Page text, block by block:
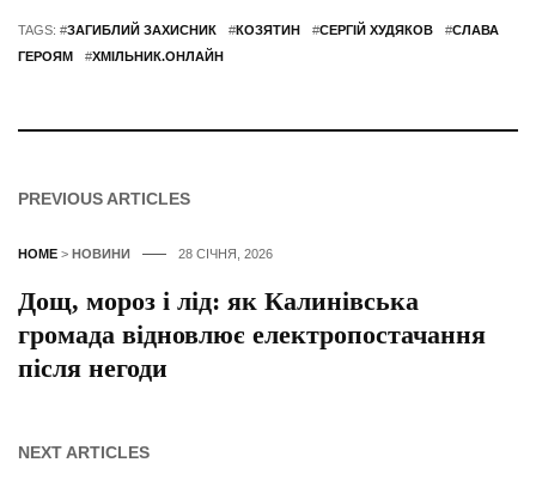
TAGS: #ЗАГИБЛИЙ ЗАХИСНИК #КОЗЯТИН #СЕРГІЙ ХУДЯКОВ #СЛАВА
ГЕРОЯМ
#ХМІЛЬНИК.ОНЛАЙН
PREVIOUS ARTICLES
HOME > НОВИНИ 28 СІЧНЯ, 2026
Дощ, мороз і лід: як Калинівська
громада відновлює електропостачання
після негоди
NEXT ARTICLES